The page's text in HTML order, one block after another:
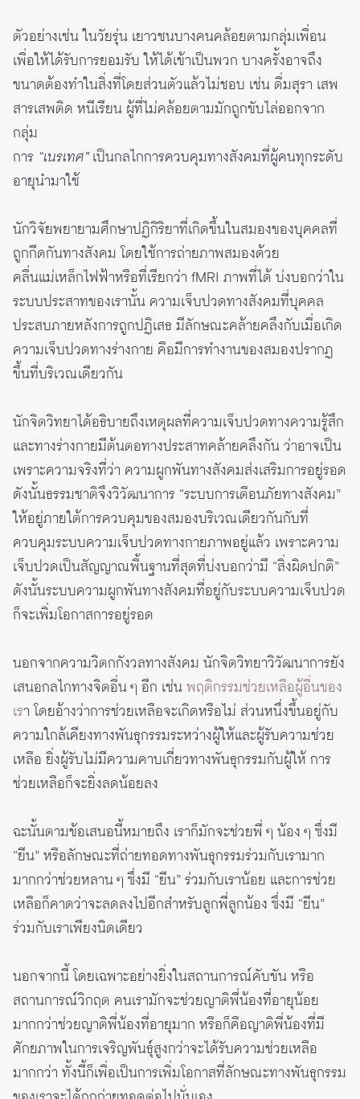
ตัวอย่างเช่น ในวัยรุ่น เยาวชนบางคนคล้อยตามกลุ่มเพื่อน
เพื่อให้ได้รับการยอมรับ ให้ได้เข้าเป็นพวก บางครั้งอาจถึง
ขนาดต้องทำในสิ่งที่โดยส่วนตัวแล้วไม่ชอบ เช่น ดื่มสุรา เสพ
สารเสพติด หนีเรียน ผู้ที่ไม่คล้อยตามมักถูกขับไล่ออกจาก
กลุ่ม
การ “เนรเทศ”เป็นกลไกการควบคุมทางสังคมที่ผู้คนทุกระดับ
อายุนำมาใช้
นักวิจัยพยายามศึกษาปฏิกิริยาที่เกิดขึ้นในสมองของบุคคลที่
ถูกกีดกันทางสังคม โดยใช้การถ่ายภาพสมองด้วย
คลื่นแม่เหล็กไฟฟ้าหรือที่เรียกว่า fMRI ภาพที่ได้ บ่งบอกว่าใน
ระบบประสาทของเรานั้น ความเจ็บปวดทางสังคมที่บุคคล
ประสบภายหลังการถูกปฏิเสธ มีลักษณะคล้ายคลึงกับเมื่อเกิด
ความเจ็บปวดทางร่างกาย คือมีการทำงานของสมองปรากฏ
ขึ้นที่บริเวณเดียวกัน
นักจิตวิทยาได้อธิบายถึงเหตุผลที่ความเจ็บปวดทางความรู้สึก
และทางร่างกายมีต้นตอทางประสาทคล้ายคลึงกัน ว่าอาจเป็น
เพราะความจริงที่ว่า ความผูกพันทางสังคมส่งเสริมการอยู่รอด
ดังนั้นธรรมชาติจึงวิวัฒนาการ “ระบบการเตือนภัยทางสังคม”
ให้อยู่ภายใต้การควบคุมของสมองบริเวณเดียวกันกับที่
ควบคุมระบบความเจ็บปวดทางกายภาพอยู่แล้ว เพราะความ
เจ็บปวดเป็นสัญญาณพื้นฐานที่สุดที่บ่งบอกว่ามี “สิ่งผิดปกติ”
ดังนั้นระบบความผูกพันทางสังคมที่อยู่กับระบบความเจ็บปวด
ก็จะเพิ่มโอกาสการอยู่รอด
นอกจากความวิตกกังวลทางสังคม นักจิตวิทยาวิวัฒนาการยัง
เสนอกลไกทางจิตอื่น ๆ อีก เช่นพฤติกรรมช่วยเหลือผู้อื่นของ
เรา โดยอ้างว่าการช่วยเหลือจะเกิดหรือไม่ ส่วนหนึ่งขึ้นอยู่กับ
ความใกล้เคียงทางพันธุกรรมระหว่างผู้ให้และผู้รับความช่วย
เหลือ ยิ่งผู้รับไม่มีความคาบเกี่ยวทางพันธุกรรมกับผู้ให้ การ
ช่วยเหลือก็จะยิ่งลดน้อยลง
ฉะนั้นตามข้อเสนอนี้หมายถึง เราก็มักจะช่วยพี่ ๆ น้อง ๆ ซึ่งมี
“ยีน” หรือลักษณะที่ถ่ายทอดทางพันธุกรรมร่วมกับเรามาก
มากกว่าช่วยหลาน ๆ ซึ่งมี “ยีน” ร่วมกับเราน้อย และการช่วย
เหลือก็คาดว่าจะลดลงไปอีกสำหรับลูกพี่ลูกน้อง ซึ่งมี “ยีน”
ร่วมกับเราเพียงนิดเดียว
นอกจากนี้ โดยเฉพาะอย่างยิ่งในสถานการณ์คับขัน หรือ
สถานการณ์วิกฤต คนเรามักจะช่วยญาติพี่น้องที่อายุน้อย
มากกว่าช่วยญาติพี่น้องที่อายุมาก หรือก็คือญาติพี่น้องที่มี
ศักยภาพในการเจริญพันธุ์สูงกว่าจะได้รับความช่วยเหลือ
มากกว่า ทั้งนี้ก็เพื่อเป็นการเพิ่มโอกาสที่ลักษณะทางพันธุกรรม